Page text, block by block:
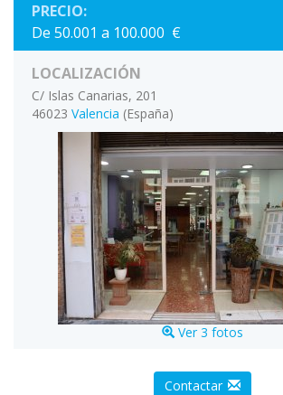
PRECIO:
De 50.001 a 100.000 €
LOCALIZACIÓN
C/ Islas Canarias, 201
46023 Valencia (España)
Ver 3 fotos
Contactar